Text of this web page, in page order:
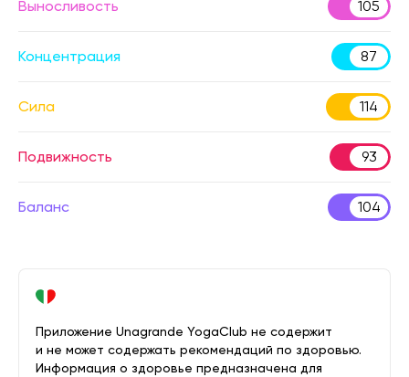
Выносливость 105
Концентрация 87
Сила 114
Подвижность 93
Баланс 104
Приложение Unagrande YogaClub не содержит
и не может содержать рекомендаций по здоровью.
Информация о здоровье предназначена для